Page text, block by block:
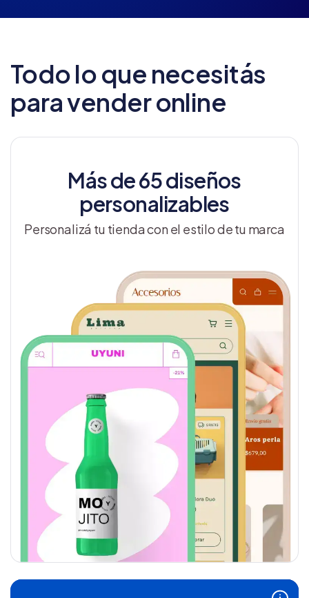
Todo lo que necesitás
para vender online
Más de 65 diseños
personalizables
Personalizá tu tienda con el estilo de tu marca